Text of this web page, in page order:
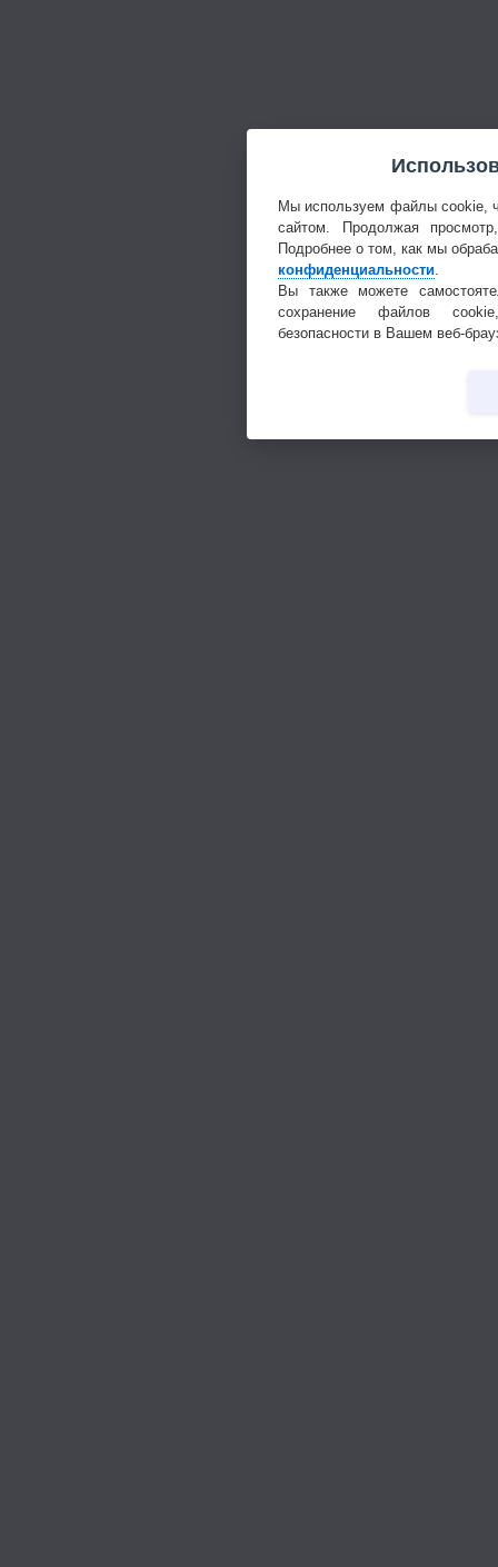
Мы используем файлы cookie,
сайтом. Продолжая
Подробнее о том, как мы
конфиденциальности.
Вы также можете
сохранение файлов
безопасности в Вашем веб-